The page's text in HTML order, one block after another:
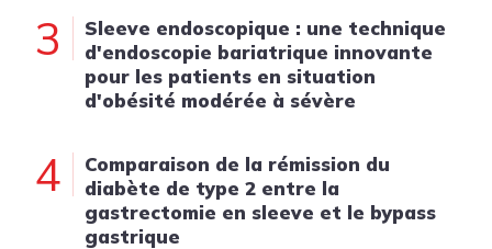
3
Sleeve endoscopique : une technique
d'endoscopie bariatrique innovante
pour les patients en situation
d'obésité modérée à sévère
4
Comparaison de la rémission du
diabète de type 2 entre la
gastrectomie en sleeve et le bypass
gastrique